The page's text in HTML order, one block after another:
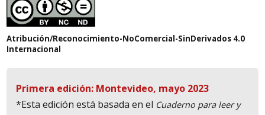
Atribución/Reconocimiento-NoComercial-SinDerivados 4.0
Internacional
Primera edición: Montevideo, mayo 2023
*Esta edición está basada en el Cuaderno para leer y